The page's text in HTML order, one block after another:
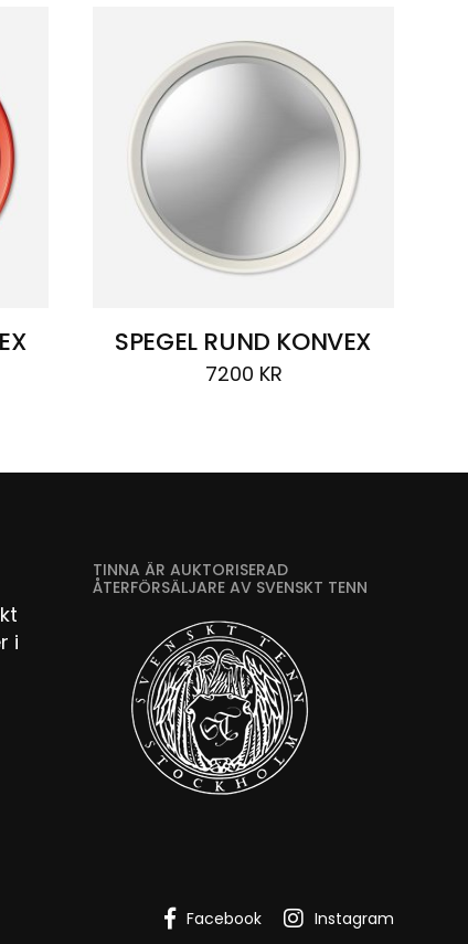
SPEGEL RUND KONVEX
7200 KR
i
TINNA ÄR AUKTORISERAD
ÅTERFÖRSÄLJARE AV SVENSKT TENN
Facebook Instagram